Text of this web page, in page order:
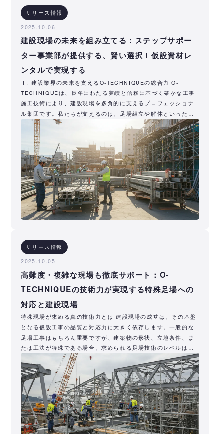
リリース情報
2025.10.06
建設現場の未来を組み立てる：ステップサポー
ター事業部が提供する、賢い選択！仮設資材レ
ンタルで実現する
Ⅰ. 建設業界の未来を支えるO-TECHNIQUEの総合力 O-
TECHNIQUEは、長年にわたる実績と信頼に基づく確かな工事
施工技術により、建設現場を多角的に支えるプロフェッショナ
ル集団です。私たちが支えるのは、足場組立や解体といった工
リリース情報
2025.10.05
高難度・複雑な現場も徹底サポート：O-
TECHNIQUEの技術力が実現する特殊足場への
対応と建設現場
特殊現場が求める真の技術力とは 建設現場の成功は、その基盤
となる仮設工事の品質と対応力に大きく依存します。一般的な
足場工事はもちろん重要ですが、建築物の形状、立地条件、ま
たは工法が特殊である場合、求められる足場技術のレベルは飛
躍的に高まりま